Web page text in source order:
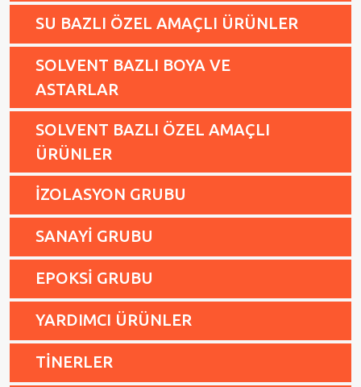
SU BAZLI ÖZEL AMAÇLI ÜRÜNLER
SOLVENT BAZLI BOYA VE
ASTARLAR
SOLVENT BAZLI ÖZEL AMAÇLI
ÜRÜNLER
İZOLASYON GRUBU
SANAYİ GRUBU
EPOKSİ GRUBU
YARDIMCI ÜRÜNLER
TİNERLER